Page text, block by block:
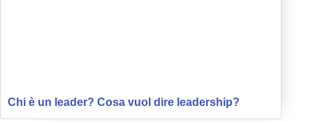
Chi è un leader? Cosa vuol dire leadership?